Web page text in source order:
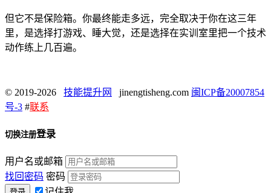
但它不是保险箱。你最终能走多远，完全取决于你在这三年
里，是选择打游戏、睡大觉，还是选择在实训室里把一个技术
动作练上几百遍。
© 2019-2026 技能提升网 jinengtisheng.com 闽ICP备20007854
号-3 #联系
切换注册登录
用户名或邮箱
找回密码 密码